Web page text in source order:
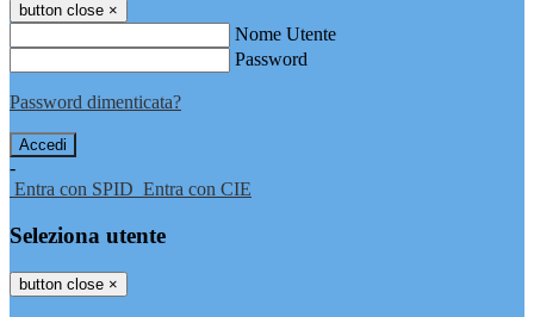
button close ×
Nome Utente
Password
Password dimenticata?
-
Entra con SPID Entra con CIE
Seleziona utente
button close ×